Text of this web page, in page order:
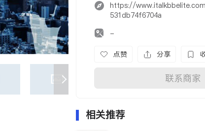
https://
531db74f6704a
-
点赞 分享
联系商家
相关推荐